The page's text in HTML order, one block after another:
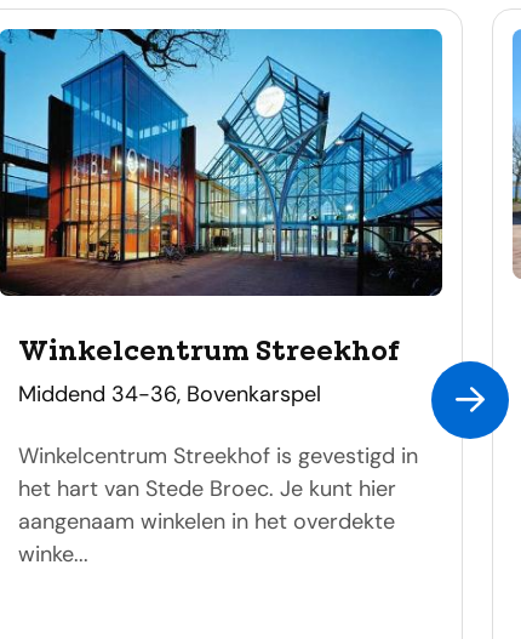
Winkelcentrum Streekhof
adres
Middend 34-36, Bovenkarspel
Winkelcentrum Streekhof is gevestigd in
het hart van Stede Broec. Je kunt hier
aangenaam winkelen in het overdekte
winke...